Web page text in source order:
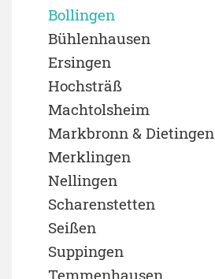
Bollingen
Bühlenhausen
Ersingen
Hochsträß
Machtolsheim
Markbronn & Dietingen
Merklingen
Nellingen
Scharenstetten
Seißen
Suppingen
Temmenhausen